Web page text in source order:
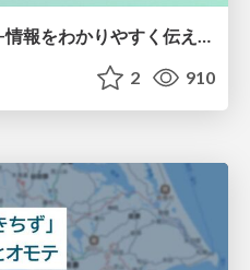
地図・デザイン・可視化 −情報をわかりやすく伝えるために−
2 910